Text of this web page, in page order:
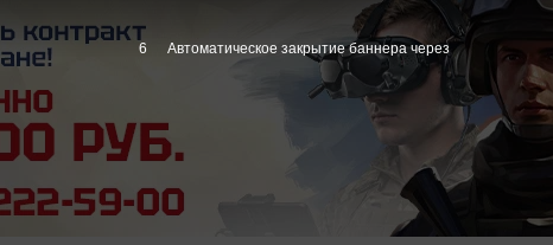
5 Автоматическое закрытие баннера через